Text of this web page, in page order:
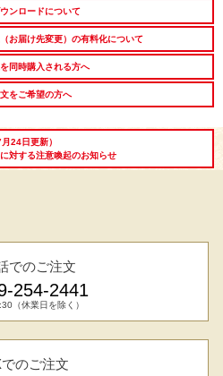
ンロードについて
お届け先変更）の有料化について
同時購入される方へ
をご希望の方へ
月24日更新）
対する注意喚起のお知らせ
でのご注文
254-2441
（休業日を除く）
でのご注文